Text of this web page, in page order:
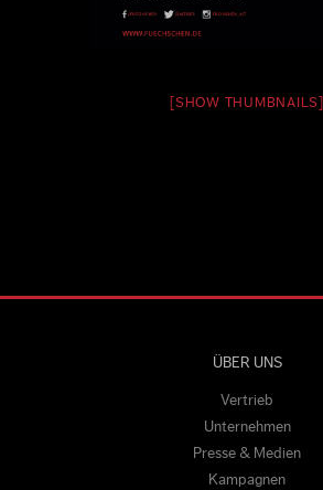
[SHOW THUMBNAILS]
ÜBER UNS
Vertrieb
Unternehmen
Presse & Medien
Kampagnen